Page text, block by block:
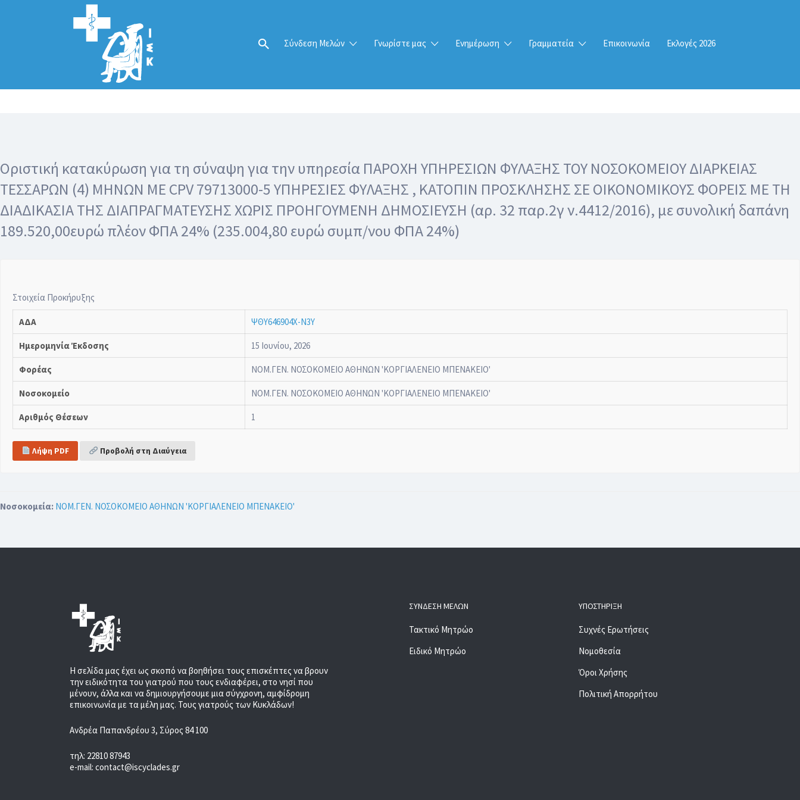
Σύνδεση Μελών Γνωρίστε μας Ενημέρωση Γραμματεία Επικοινωνία Εκλογές 2026
Αναζήτηση
για:
Οριστική κατακύρωση για τη σύναψη για την υπηρεσία ΠΑΡΟΧΗ ΥΠΗΡΕΣΙΩΝ ΦΥΛΑΞΗΣ ΤΟΥ ΝΟΣΟΚΟΜΕΙΟΥ ΔΙΑΡΚΕΙΑΣ
ΤΕΣΣΑΡΩΝ (4) ΜΗΝΩΝ ΜΕ CPV 79713000-5 ΥΠΗΡΕΣΙΕΣ ΦΥΛΑΞΗΣ , ΚΑΤΟΠΙΝ ΠΡΟΣΚΛΗΣΗΣ ΣΕ ΟΙΚΟΝΟΜΙΚΟΥΣ ΦΟΡΕΙΣ ΜΕ ΤΗ
ΔΙΑΔΙΚΑΣΙΑ ΤΗΣ ΔΙΑΠΡΑΓΜΑΤΕΥΣΗΣ ΧΩΡΙΣ ΠΡΟΗΓΟΥΜΕΝΗ ΔΗΜΟΣΙΕΥΣΗ (αρ. 32 παρ.2γ ν.4412/2016), με συνολική δαπάνη
189.520,00ευρώ πλέον ΦΠΑ 24% (235.004,80 ευρώ συμπ/νου ΦΠΑ 24%)
Στοιχεία Προκήρυξης
ΑΔΑ ΨΘΥ646904Χ-Ν3Υ
Ημερομηνία Έκδοσης 15 Ιουνίου, 2026
Φορέας ΝΟΜ.ΓΕΝ. ΝΟΣΟΚΟΜΕΙΟ ΑΘΗΝΩΝ 'ΚΟΡΓΙΑΛΕΝΕΙΟ ΜΠΕΝΑΚΕΙΟ'
Νοσοκομείο ΝΟΜ.ΓΕΝ. ΝΟΣΟΚΟΜΕΙΟ ΑΘΗΝΩΝ 'ΚΟΡΓΙΑΛΕΝΕΙΟ ΜΠΕΝΑΚΕΙΟ'
Αριθμός Θέσεων 1
Λήψη PDF Προβολή στη Διαύγεια
Νοσοκομεία: ΝΟΜ.ΓΕΝ. ΝΟΣΟΚΟΜΕΙΟ ΑΘΗΝΩΝ 'ΚΟΡΓΙΑΛΕΝΕΙΟ ΜΠΕΝΑΚΕΙΟ'
Η σελίδα μας έχει ως σκοπό να βοηθήσει τους επισκέπτες να βρουν
την ειδικότητα του γιατρού που τους ενδιαφέρει, στο νησί που
μένουν, άλλα και να δημιουργήσουμε μια σύγχρονη, αμφίδρομη
επικοινωνία με τα μέλη μας. Τους γιατρούς των Κυκλάδων!
Ανδρέα Παπανδρέου 3, Σύρος 84 100
τηλ: 22810 87943
e-mail: contact@iscyclades.gr
ΣΎΝΔΕΣΗ ΜΕΛΏΝ
Τακτικό Μητρώο
Ειδικό Μητρώο
ΥΠΟΣΤΉΡΙΞΗ
Συχνές Ερωτήσεις
Νομοθεσία
Όροι Χρήσης
Πολιτική Απορρήτου